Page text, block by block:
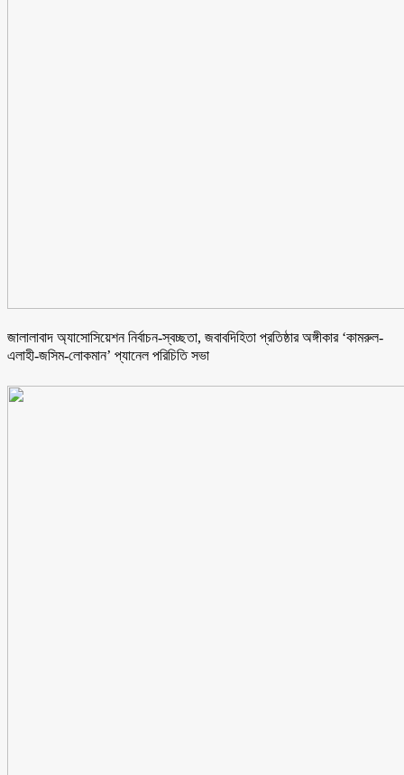
জালালাবাদ অ্যাসোসিয়েশন নির্বাচন-স্বচ্ছতা, জবাবদিহিতা প্রতিষ্ঠার অঙ্গীকার ‘কামরুল-
এলাহী-জসিম-লোকমান’ প্যানেল পরিচিতি সভা